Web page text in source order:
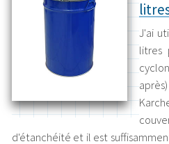
J'ai
litres
d'étanchéité et il est